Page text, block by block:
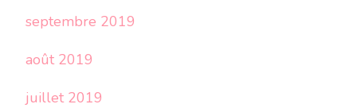
septembre 2019
août 2019
juillet 2019